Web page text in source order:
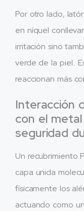
Por otro lado,
en níquel
irritación sino
verde de la piel..
reaccionan más
Interacción
con el
seguridad
Un recubrimiento
capa unida
físicamente los
actuando como